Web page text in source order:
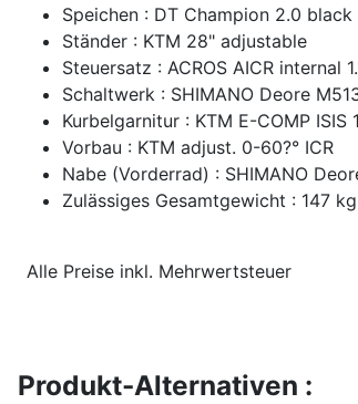
Speichen : DT Champion 2.0
Ständer : KTM 28" adjustable
Steuersatz : ACROS AICR internal
Schaltwerk : SHIMANO Deore
Kurbelgarnitur : KTM E-COMP ISIS
Vorbau : KTM adjust. 0-60?° ICR
Nabe (Vorderrad) : SHIMANO
Zulässiges Gesamtgewicht : 147 kg
Alle Preise inkl. Mehrwertsteuer
Produkt-Alternativen :